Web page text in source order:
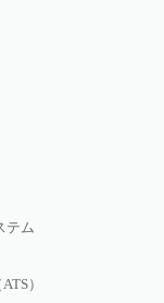
テム
）